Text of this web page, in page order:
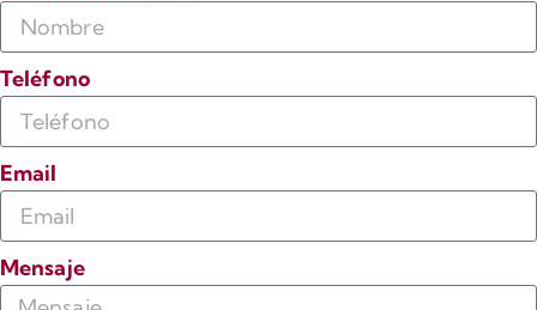
Teléfono
Email
Mensaje